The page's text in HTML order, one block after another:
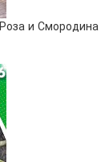
и Смородина